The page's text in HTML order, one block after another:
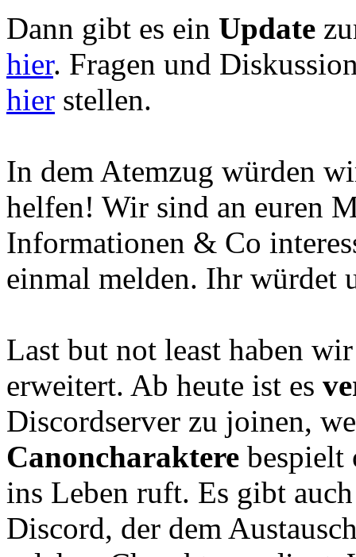
Dann gibt es ein Update
hier. Fragen und
hier stellen.
In dem Atemzug würden
helfen! Wir sind an euren
Informationen & Co
einmal melden. Ihr würdet
Last but not least haben
erweitert. Ab heute ist es
Discordserver zu joinen,
Canoncharaktere
ins Leben ruft. Es gibt
Discord, der dem